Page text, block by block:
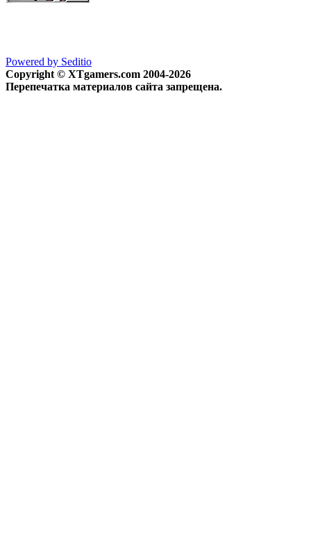
Powered by Seditio
Copyright © XTgamers.com 2004-2026
Перепечатка материалов сайта запрещена.